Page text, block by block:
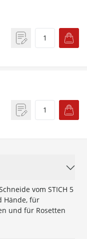
vom STICH 5
Hände, für
und für Rosetten